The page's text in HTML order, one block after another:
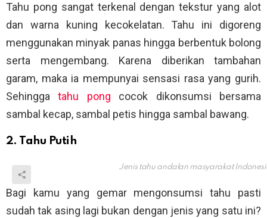
Tahu pong sangat terkenal dengan tekstur yang alot
dan warna kuning kecokelatan. Tahu ini digoreng
menggunakan minyak panas hingga berbentuk bolong
serta mengembang. Karena diberikan tambahan
garam, maka ia mempunyai sensasi rasa yang gurih.
Sehinggatahu pong cocok dikonsumsi bersama
sambal kecap, sambal petis hingga sambal bawang.
2. Tahu Putih
Jenis tahu andalan masyarakat
Bagi kamu yang gemar mengonsumsi tahu pasti
sudah tak asing lagi bukan dengan jenis yang satu ini?